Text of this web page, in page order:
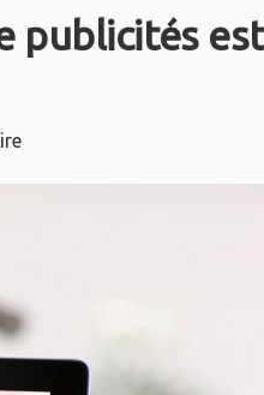
publicités est